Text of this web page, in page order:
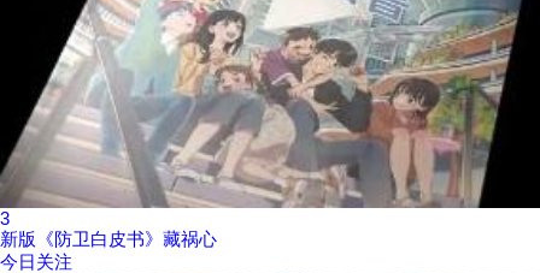
3
新版《防卫白皮书》藏祸心
今日关注